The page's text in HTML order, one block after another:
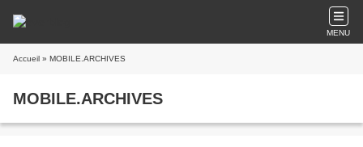
MENU
Accueil » MOBILE.ARCHIVES
MOBILE.ARCHIVES